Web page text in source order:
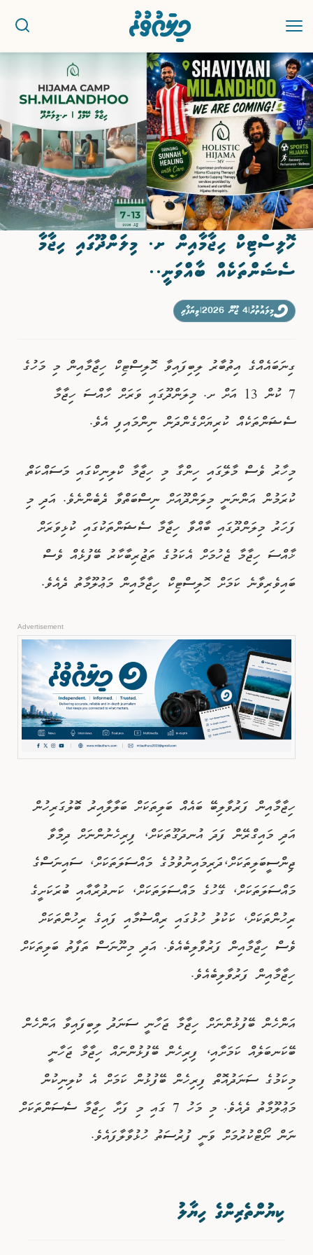
ޚަބަރު
ސިޔާސީ
ރިޕޯޓު
ކުޅިވަރު
އަތޮޅުތަކުން
ވާހަކަ
ފޮޓޯއިން ޚަބަރު
ހޮލިސްޓިކް ހިޖާމާއިން ށ. މިލަންދޫގައި ހިޖާމާ
ސެޝަންތަކެއް ބާއްވަނީ..
މިލައުތުރު 4 ޖޫން 2026 ވިޔަފާރި
ގިނަބައެއްގެ އިތުބާރު ލިބިފައިވާ ހޮލިސްޓިކް ހިޖާމާއިން މި މަހުގެ
7 ކުން 13 އަށް ށ. މިލަންދޫގައި ވަރަށް ހާއްސަ ހިޖާމާ
ސެޝަންތަކެއް ކުރިޔަށްގެންދަން ނިންމައިފި އެވެ.
މިހާރު ވެސް މާލޭގައި ހިންގާ މި ހިޖާމާ ކްލިނިކްގައި މަސައްކަތް
ކުރަމުން އަންނަނީ މިލަންދޫއަށް ނިސްބަތްވާ ދެބެންނެވެ. އަދި މި
ފަހަރު މިލަންދޫގައި ބާއްވާ ހިޖާމާ ސެޝަންތަކުގައި ކުޅިވަރަށް
ޚާއްސަ ހިޖާމާ ޖެހުމަށް އެކަމުގެ ތަޖުރިބާކާރު ބޭފުޅެއް ވެސް
ބައިވެރިވާނެ ކަމަށް ހޮލިސްޓިކް ހިޖާމާއިން މަޢުލޫމާތު ދެއެވެ.
Advertisement
ހިޖާމާއިން ފަރުވާލިބޭ ބައެއް ބަލިތަކަށް ބަލާލާއިރު ބޮލުގަރިހުން
އަދި މައިގްރޭން ފަދަ އުނދަގޫތަކަށް، ފިރިހެނުންނަށް ދިމާވާ
ޖިންސީބަލިތަކަށް،ދަރިމައިނުވުމުގެ މައްސަލަތަކަށް، ސައިނަސްގެ
މައްސަލަތަކަށް، ގޭހުގެ މައްސަލަތަކަށް، ކަނދުރާއާއި ބުރަކަށީގެ
ރިހުންތަކަށް، ކަކުލު ހުޅުގައި ރިއްސުމާއި ފައިގެ ރިހުންތަކަށް
ވެސް ހިޖާމާއިން ފަރުވާލިބެއެވެ. އަދި މިނޫނަސް ތަފާތު ބަލިތަކަށް
ހިޖާމާއިން ފަރުވާލިބެއެވެ.
އަންހެން ބޭފުޅުންނަށް ހިޖާމާ ޖަހާނީ ސަނަދު ލިބިފައިވާ އަންހެން
ބޭކަނބަލެއް ކަމަށާއި، ފިރިހެން ބޭފުޅުންނައް ހިޖާމާ ޖަހާނީ
މިކަމުގެ ސަނަދުއޮތް ފިރިހެން ބޭފުޅުން ކަމަށް އެ ކުލިނިކުން
މަޢުލޫމާތު ދެއެވެ. މި މަހު 7 ގައި މި ފަށާ ހިޖާމާ ސެސަންތަކަށް
ނަން ނޯޓްކުރުމަށް ވަނީ ފުރުސަތު ހުޅުވާލާފައެވެ.
ކިޔުންތެރިންގެ ހިޔާލު